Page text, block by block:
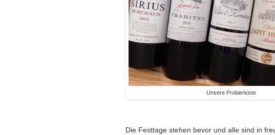
Unsere Probierkiste
Die Festtage stehen bevor und alle sind in